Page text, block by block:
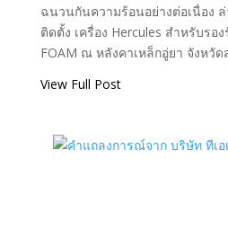
ฉนวนกันความร้อนอย่างต่อเนื่อง
ติดตั้ง เครื่อง Hercules สำหรับรอ
FOAM ณ หลังคาเหล็กอู่ยา จังหวั
View Full Post